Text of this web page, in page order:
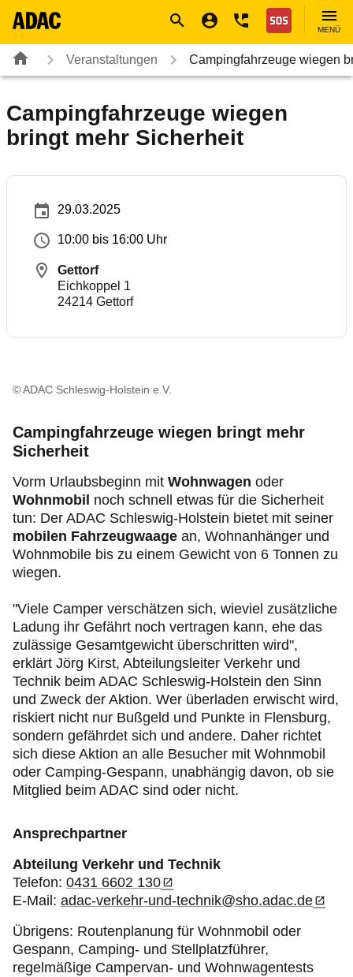
Nothilfe
MENÜ
Veranstaltungen Campingfahrzeuge wiegen
Campingfahrzeuge wiegen
bringt mehr Sicherheit
29.03.2025
10:00 bis 16:00 Uhr
Gettorf
Eichkoppel 1
24214 Gettorf
© ADAC Schleswig-Holstein e.V.
Campingfahrzeuge wiegen bringt mehr
Sicherheit
Vorm Urlaubsbeginn mit Wohnwagen oder
Wohnmobil noch schnell etwas für die Sicherheit
tun: Der ADAC Schleswig-Holstein bietet mit seiner
mobilen Fahrzeugwaage an, Wohnanhänger und
Wohnmobile bis zu einem Gewicht von 6 Tonnen zu
wiegen.
"Viele Camper verschätzen sich, wieviel zusätzliche
Ladung ihr Gefährt noch vertragen kann, ehe das
zulässige Gesamtgewicht überschritten wird",
erklärt Jörg Kirst, Abteilungsleiter Verkehr und
Technik beim ADAC Schleswig-Holstein den Sinn
und Zweck der Aktion. Wer überladen erwischt wird,
riskiert nicht nur Bußgeld und Punkte in Flensburg,
sondern gefährdet sich und andere. Daher richtet
sich diese Aktion an alle Besucher mit Wohnmobil
oder Camping-Gespann, unabhängig davon, ob sie
Mitglied beim ADAC sind oder nicht.
Ansprechpartner
Abteilung Verkehr und Technik
Telefon: 0431 6602 130
E-Mail: adac-verkehr-und-technik@sho.adac.de
Übrigens: Routenplanung für Wohnmobil oder
Gespann, Camping- und Stellplatzführer,
regelmäßige Campervan- und Wohnwagentests